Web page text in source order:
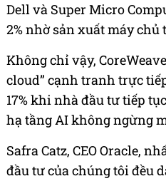
Dell và Super Micro
2% nhờ sản xuất máy
Không chỉ vậy,
cloud” cạnh tranh trực
17% khi nhà đầu tư tiếp
hạ tầng AI không ngừng
Safra Catz, CEO Oracle,
đầu tư của chúng tôi đều